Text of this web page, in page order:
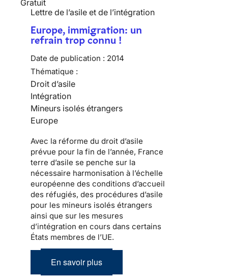
Gratuit
Lettre de l’asile et de l’intégration
Europe, immigration: un
refrain trop connu !
Date de publication : 2014
Thématique :
Droit d’asile
Intégration
Mineurs isolés étrangers
Europe
Avec la réforme du droit d’asile
prévue pour la fin de l’année, France
terre d’asile se penche sur la
nécessaire harmonisation à l’échelle
européenne des conditions d’accueil
des réfugiés, des procédures d’asile
pour les mineurs isolés étrangers
ainsi que sur les mesures
d’intégration en cours dans certains
États membres de l’UE.
En savoir plus